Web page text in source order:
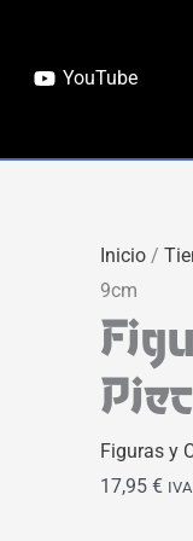
YouTube
Inicio /
9cm
Figuras y
17,95€
Funko
|
9cm
cantidad